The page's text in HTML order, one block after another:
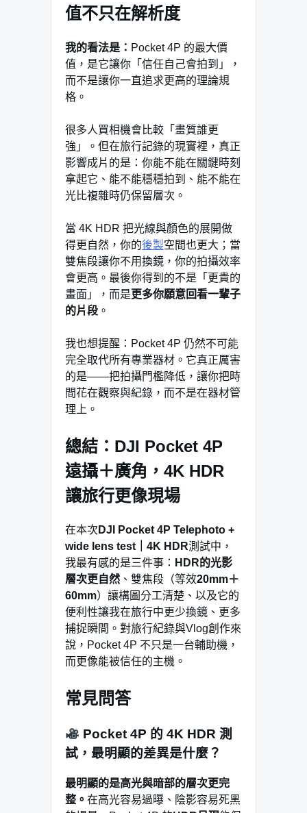
值不只在解析度
我的看法是： Pocket 4P 的最大價
值，是它讓你「信任自己會拍到」，
而不是讓你一直追求更高的理論規
格。
很多人買相機會比較「畫質誰更
強」。但在旅行記錄的現實裡，真正
影響成片的是：你能不能在關鍵時刻
拿起它、能不能穩穩拍到、能不能在
光比複雜時仍保留層次。
當 4K HDR 把光線與顏色的展開做
得更自然，你的後製空間也更大；當
雙焦段讓你不用換鏡，你的拍攝效率
會更高。最後你得到的不是「更貴的
畫面」，而是更多你願意回看一輩子
的片段 。
我也想提醒：Pocket 4P 仍然不可能
完全取代所有專業器材。它真正厲害
的是——把拍攝門檻降低，讓你把時
間花在觀察與紀錄，而不是在器材管
理上。
總結：DJI Pocket 4P
遠攝＋廣角，4K HDR
讓旅行更像現場
在本次 DJI Pocket 4P Telephoto +
wide lens test｜4K HDR測試中，
我最有感的是三件事： HDR的光影
層次更自然 、雙焦段（等效20mm＋
60mm）讓構圖分工清楚、以及它的
便利性讓我在旅行中更少換鏡、更多
捕捉瞬間。對旅行紀錄與Vlog創作來
說，Pocket 4P 不只是一台輔助機，
而更像能被信任的主機。
常見問答
Pocket 4P 的 4K HDR 測
試，最明顯的差異是什麼？
最明顯的是高光與暗部的層次更完
整。 在高光容易過曝、陰影容易死黑